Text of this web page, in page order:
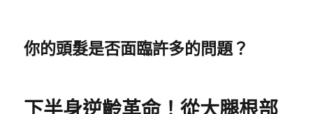
你的頭髮是否面臨許多的問題？
下半身逆齡革命！從大腿根部